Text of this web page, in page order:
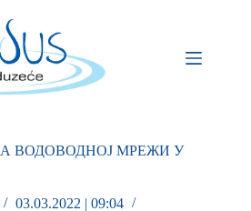
ВОДОВОДНОЈ МРЕЖИ У
03.03.2022 | 09:04